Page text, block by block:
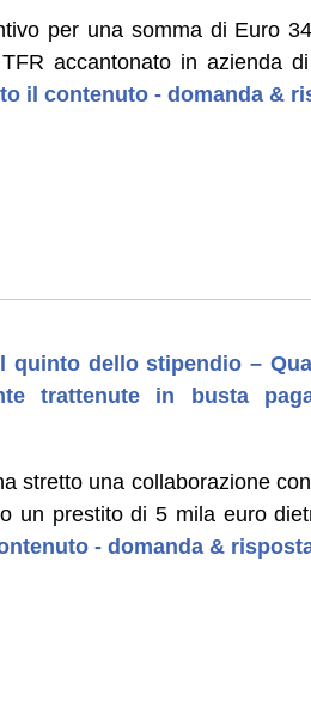
per una somma di Euro
accantonato in azienda
il contenuto - domanda &
quinto dello stipendio –
trattenute in busta
stretto una collaborazione
un prestito di 5 mila euro
- domanda &